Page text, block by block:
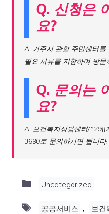
Q. 신청은
요?
A. 거주지 관할 주민센터를
필요 서류를 지참하여 방문
Q. 문의는
요?
A. 보건복지상담센터/129||
3690로 문의하시면 됩니다.
Categories
Uncategorized
Tags
공공서비스 , 보건